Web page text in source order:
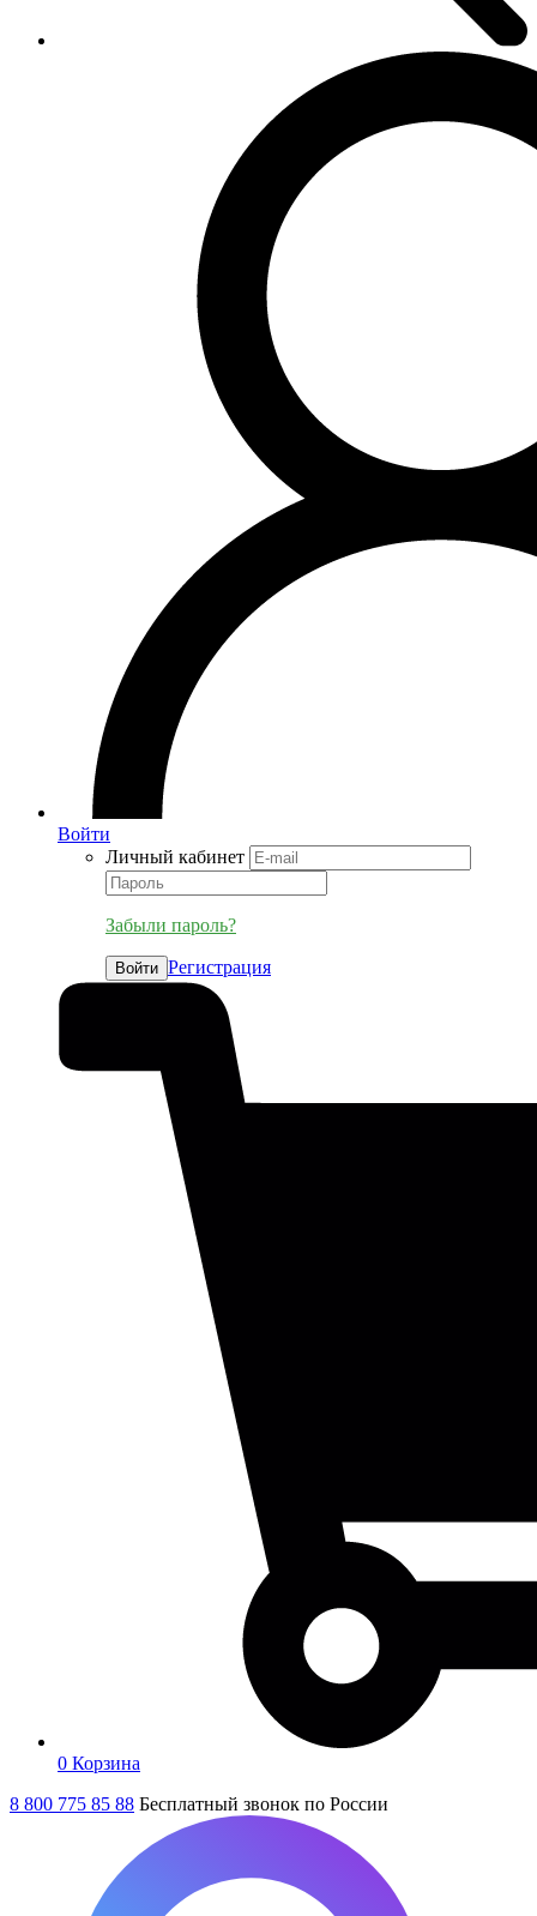
Войти
Личный кабинет
Забыли пароль?
Войти Регистрация
0 Корзина
8 800 775 85 88 Бесплатный звонок по России